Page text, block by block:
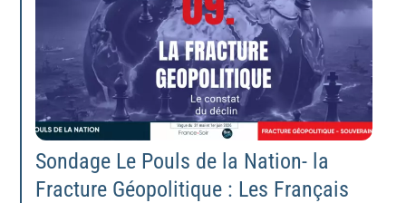
Sondage Le Pouls de la Nation- la
Fracture Géopolitique : Les Français